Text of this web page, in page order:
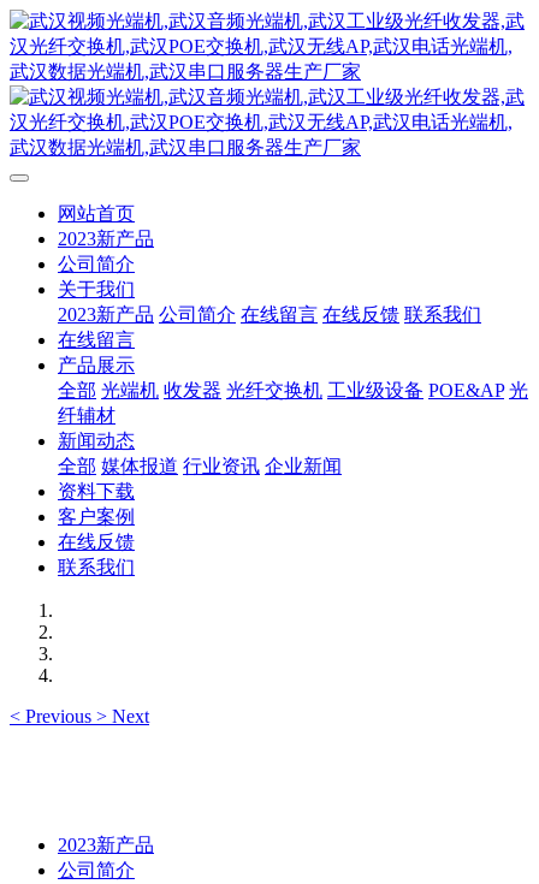
网站首页
2023新产品
公司简介
关于我们
2023新产品 公司简介 在线留言 在线反馈 联系我们
在线留言
产品展示
全部 光端机 收发器 光纤交换机 工业级设备 POE&AP 光
纤辅材
新闻动态
全部 媒体报道 行业资讯 企业新闻
资料下载
客户案例
在线反馈
联系我们
< Previous > Next
2023新产品
公司简介